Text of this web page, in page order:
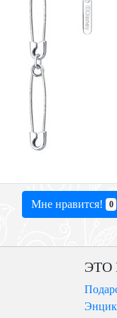
Мне нравится! 0
ЭТО